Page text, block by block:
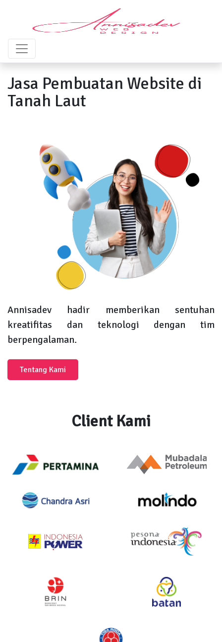
Jasa Pembuatan Website di
Tanah Laut
Annisadev hadir memberikan sentuhan
kreatifitas dan teknologi dengan tim
berpengalaman.
Tentang Kami
Client Kami